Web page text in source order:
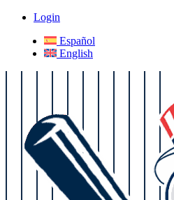
Login
Español
English